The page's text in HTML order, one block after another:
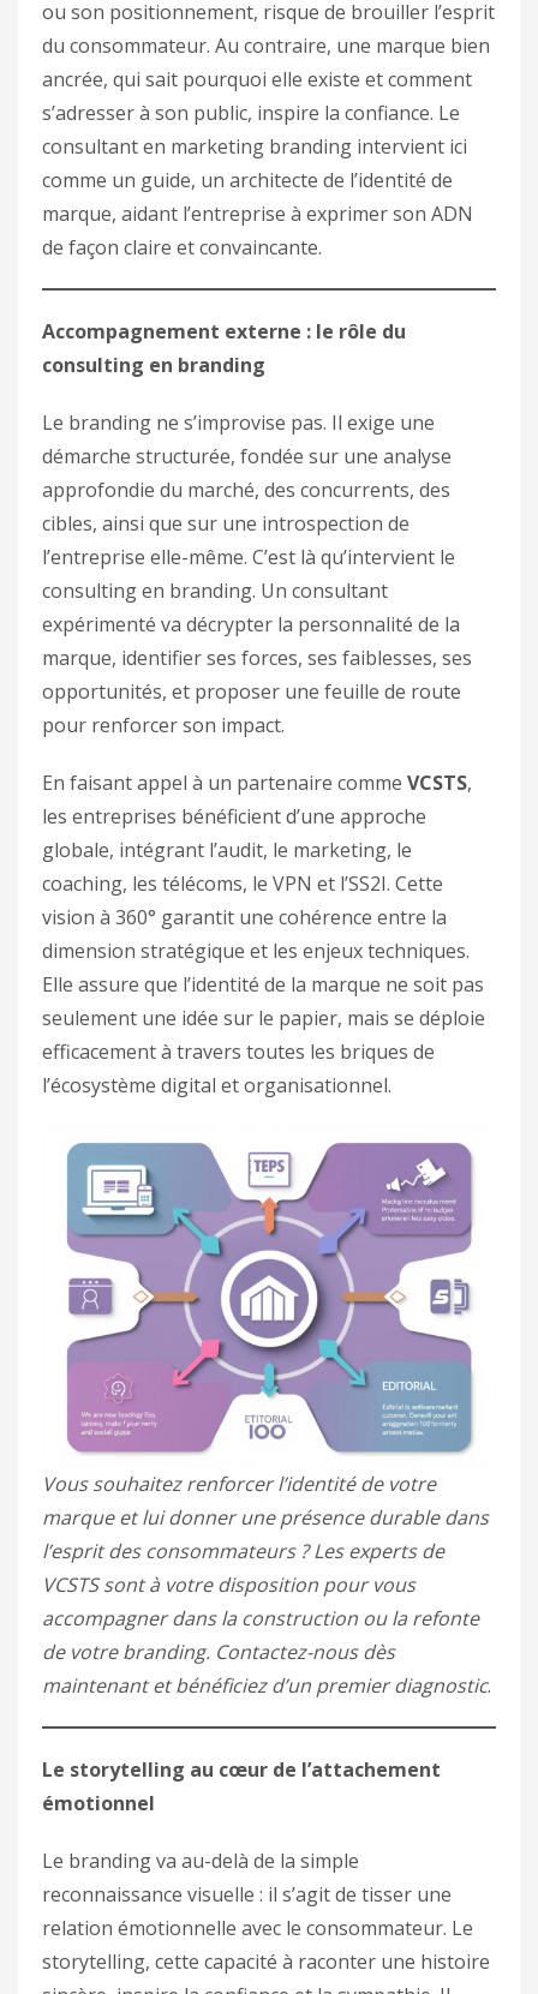
ou son positionnement, risque de brouiller l’esprit
du consommateur. Au contraire, une marque bien
ancrée, qui sait pourquoi elle existe et comment
s’adresser à son public, inspire la confiance. Le
consultant en marketing branding intervient ici
comme un guide, un architecte de l’identité de
marque, aidant l’entreprise à exprimer son ADN
de façon claire et convaincante.
Accompagnement externe : le rôle du
consulting en branding
Le branding ne s’improvise pas. Il exige une
démarche structurée, fondée sur une analyse
approfondie du marché, des concurrents, des
cibles, ainsi que sur une introspection de
l’entreprise elle-même. C’est là qu’intervient le
consulting en branding. Un consultant
expérimenté va décrypter la personnalité de la
marque, identifier ses forces, ses faiblesses, ses
opportunités, et proposer une feuille de route
pour renforcer son impact.
En faisant appel à un partenaire comme VCSTS,
les entreprises bénéficient d’une approche
globale, intégrant l’audit, le marketing, le
coaching, les télécoms, le VPN et l’SS2I. Cette
vision à 360° garantit une cohérence entre la
dimension stratégique et les enjeux techniques.
Elle assure que l’identité de la marque ne soit pas
seulement une idée sur le papier, mais se déploie
efficacement à travers toutes les briques de
l’écosystème digital et organisationnel.
Vous souhaitez renforcer l’identité de votre
marque et lui donner une présence durable dans
l’esprit des consommateurs ? Les experts de
VCSTS sont à votre disposition pour vous
accompagner dans la construction ou la refonte
de votre branding. Contactez-nous dès
maintenant et bénéficiez d’un premier diagnostic.
Le storytelling au cœur de l’attachement
émotionnel
Le branding va au-delà de la simple
reconnaissance visuelle : il s’agit de tisser une
relation émotionnelle avec le consommateur. Le
storytelling, cette capacité à raconter une histoire